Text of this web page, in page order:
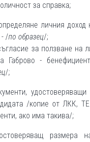
за справка;
личния доход
- /по образец/;
за ползване на
Габрово -
/;
удостоверяващи
/копие от ЛКК,
ако има такива/;
размера